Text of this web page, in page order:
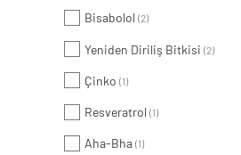
Bisabolol (2)
Yeniden Diriliş Bitkisi (2)
Çinko (1)
Resveratrol (1)
Aha-Bha (1)